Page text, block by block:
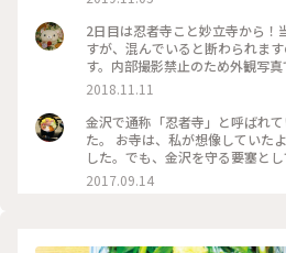
撮影禁止の為、中の写真はあり
ようで外国語での案内資料も充
街に立ち寄った際についでに、
雨の日でも楽しめるのでおススメです。 #金沢 #寺
2日目は忍者寺こと妙立寺から！
すが、混んでいると断わられま
す。内部撮影禁止のため外観写
凄かった…！前田家がどれほど
りました。 #建物 #神社仏閣 #金
2018.11.11
金沢で通称「忍者寺」と呼ばれ
た。 お寺は、私が想像していた
した。でも、金沢を守る要塞と
ちなみに、これはお寺の裏口に
驚きで正面を撮影するのを忘れ
2017.09.14